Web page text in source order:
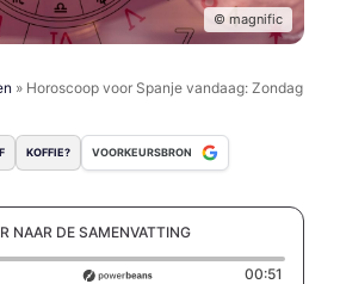
© magnific
» Horoscoop voor Spanje vandaag: Zondag
KOFFIE? VOORKEURSBRON
NAAR DE SAMENVATTING
Elapsed time: 0 seconds 00:51